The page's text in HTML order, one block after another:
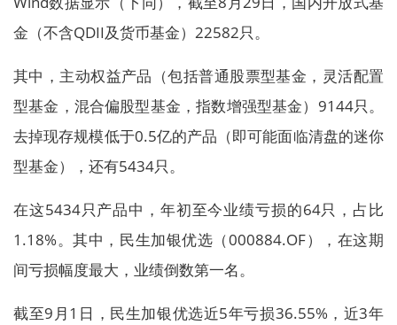
金（不含QDII及货币基金）22582只。
其中，主动权益产品（包括普通股票型基金，灵活配置
型基金，混合偏股型基金，指数增强型基金）9144只。
去掉现存规模低于0.5亿的产品（即可能面临清盘的迷你
型基金），还有5434只。
在这5434只产品中，年初至今业绩亏损的64只，占比
1.18%。其中，民生加银优选（000884.OF），在这期
间亏损幅度最大，业绩倒数第一名。
截至9月1日，民生加银优选近5年亏损36.55%，近3年